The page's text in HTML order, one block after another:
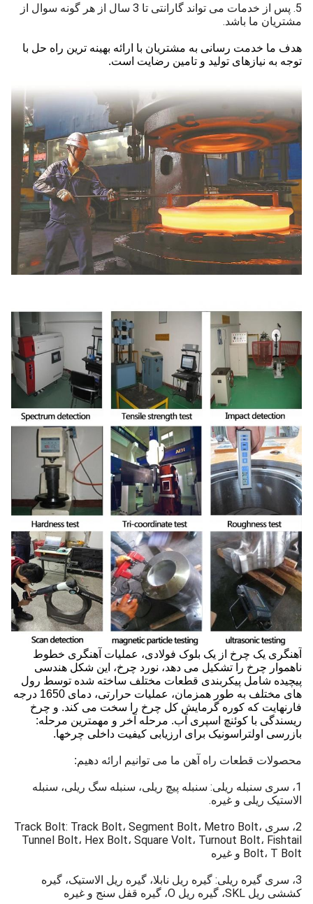
5. پس از خدمات می تواند گارانتی تا 3 سال از هر گونه سوال از
مشتریان ما باشد.
هدف ما خدمت رسانی به مشتریان با ارائه بهینه ترین راه حل با
توجه به نیازهای تولید و تامین رضایت است.
آهنگری یک چرخ از یک بلوک فولادی، عملیات آهنگری خطوط
ناهموار چرخ را تشکیل می دهد، نورد چرخ، این شکل هندسی
پیچیده شامل پیکربندی قطعات مختلف ساخته شده توسط رول
های مختلف به طور همزمان، عملیات حرارتی، دمای 1650 درجه
فارنهایت که کوره گرمایش کل چرخ را سخت می کند. و چرخ
ریسندگی با کوئنچ اسپری آب. مرحله آخر و مهمترین مرحله:
بازرسی اولتراسونیک برای ارزیابی کیفیت داخلی چرخها.
محصولات قطعات راه آهن ما می توانیم ارائه دهیم:
1، سری سنبله ریلی: سنبله پیچ ریلی، سنبله سگ ریلی، سنبله
الاستیک ریلی و غیره.
2، سری Track Bolt: Track Bolt، Segment Bolt، Metro Bolt،
Tunnel Bolt، Hex Bolt، Square Volt، Turnout Bolt، Fishtail
Bolt، T Bolt و غیره
3، سری گیره ریلی: گیره ریل نابلا، گیره ریل الاستیک، گیره
کششی ریل SKL، گیره ریل O، گیره قفل سنج و غیره